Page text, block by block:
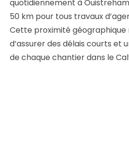
quotidiennement à
50 km pour tous travaux
Cette proximité géographique
d’assurer des délais courts et
de chaque chantier dans le